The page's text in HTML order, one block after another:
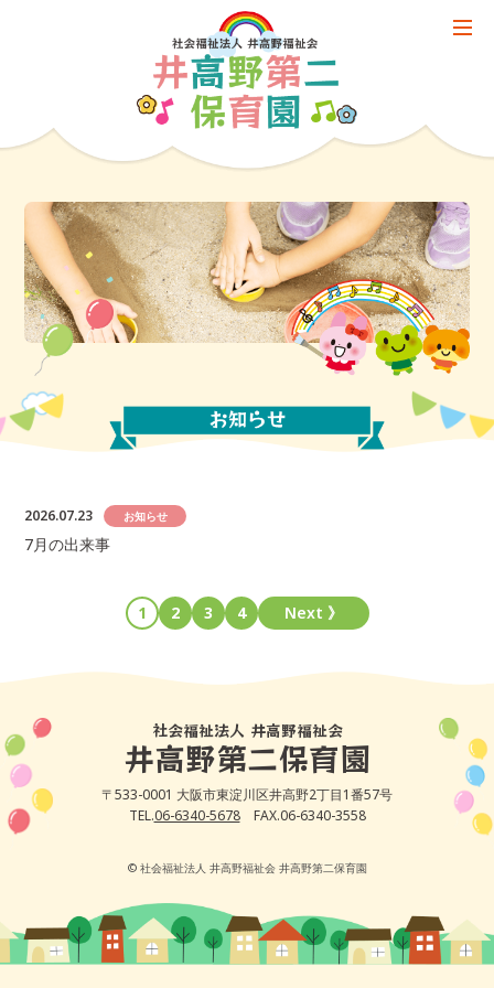
2026.07.23 お知らせ
7月の出来事
1 2 3 4 Next 》
社会福祉法人 井高野福祉会
井高野第二保育園
〒533-0001 大阪市東淀川区井高野2丁目1番57号
TEL.06-6340-5678FAX.06-6340-3558
© 社会福祉法人 井高野福祉会 井高野第二保育園